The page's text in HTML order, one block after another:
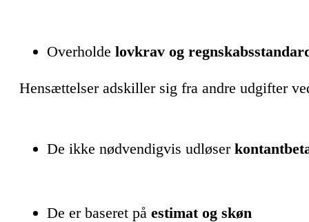
Overholde lovkrav og
Hensættelser adskiller sig fra andre udgifter
De ikke nødvendigvis udløser
De er baseret på estimat og skøn